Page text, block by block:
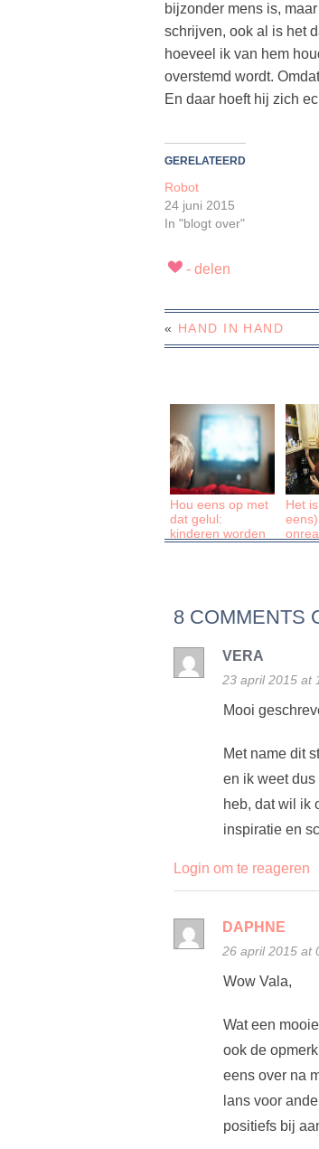
bijzonder mens is,
schrijven, ook al is het
hoeveel ik van hem
overstemd wordt.
En daar hoeft hij zich
GERELATEERD
Robot
24 juni 2015
In "blogt over"
« HAND IN HAND
Hou eens op met
dat gelul:
kinderen worden
Het
eens)
8 COMMENTS
VERA
23 april 2015 at
Mooi
Met name dit
en ik weet
heb, dat wil ik
inspiratie en
Login om te reageren
DAPHNE
26 april 2015 at
Wow Vala,
Wat een
ook de
eens over na
lans voor
positiefs bij